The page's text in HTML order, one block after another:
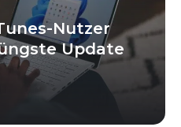
Nutzer
Update